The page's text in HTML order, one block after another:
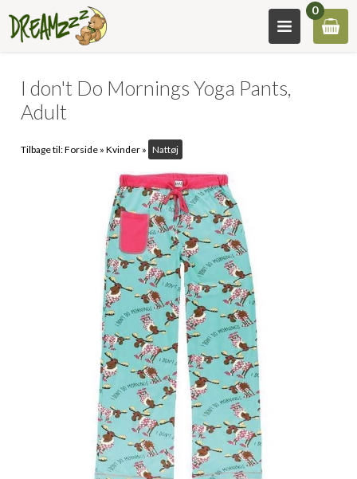
0
I don't Do Mornings Yoga Pants,
Adult
Tilbage til:Forside »Kvinder » Nattøj